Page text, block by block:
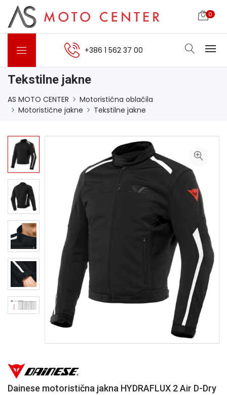
0
+386 1 562 37 00
Tekstilne jakne
AS MOTO CENTER
Motoristična oblačila
Motoristične jakne
Tekstilne jakne
Dainese motoristična jakna HYDRAFLUX 2 Air D-Dry